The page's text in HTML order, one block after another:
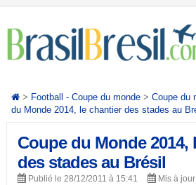
> Football - Coupe du monde> Coupe du
du Monde 2014, le chantier des stades au
Coupe du Monde 2014,
des stades au Brésil
Publié le 28/12/2011 à 15:41 Mis à